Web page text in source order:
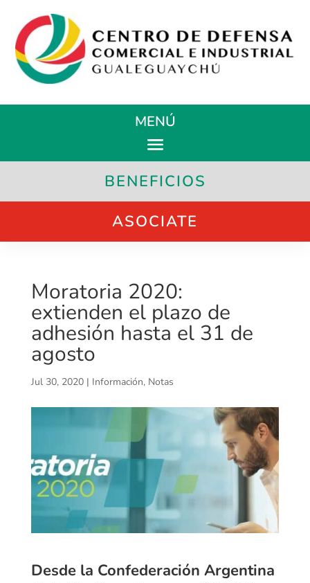
MENÚ
BENEFICIOS
ASOCIATE
Moratoria 2020:
extienden el plazo de
adhesión hasta el 31 de
agosto
Jul 30, 2020| Información, Notas
Desde la Confederación Argentina